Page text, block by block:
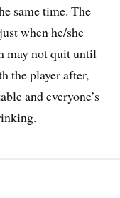
same time. The
when he/she
may not quit until
the player after,
and everyone’s